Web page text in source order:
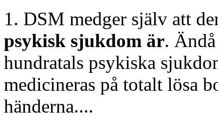
1. DSM medger själv att
psykisk sjukdom är.
hundratals psykiska
medicineras på totalt lösa
händerna....